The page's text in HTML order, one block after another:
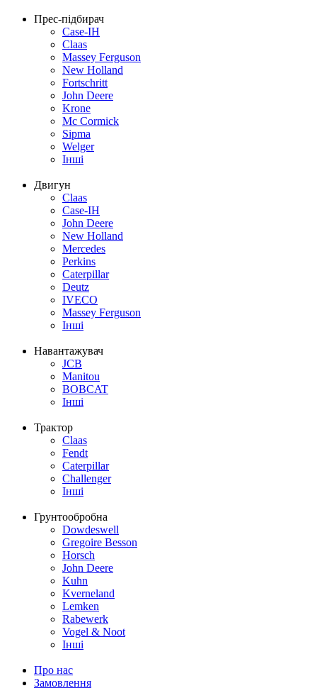
Прес-підбирач
Case-IH
Claas
Massey Ferguson
New Holland
Fortschritt
John Deere
Krone
Mc Cormick
Sipma
Welger
Інші
Двигун
Claas
Case-IH
John Deere
New Holland
Mercedes
Perkins
Caterpillar
Deutz
IVECO
Massey Ferguson
Інші
Навантажувач
JCB
Manitou
BOBCAT
Інші
Трактор
Claas
Fendt
Caterpillar
Challenger
Інші
Грунтообробна
Dowdeswell
Gregoire Besson
Horsch
John Deere
Kuhn
Kverneland
Lemken
Rabewerk
Vogel & Noot
Інші
Про нас
Замовлення